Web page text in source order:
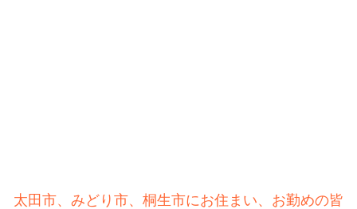
太田市、みどり市、桐生市にお住まい、お勤めの皆